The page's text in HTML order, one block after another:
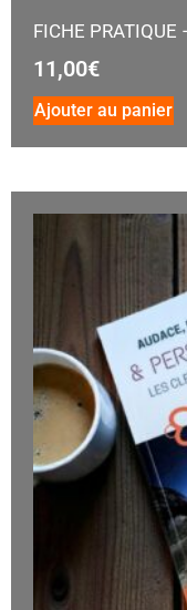
FICHE
11,00€
Ajouter au panier